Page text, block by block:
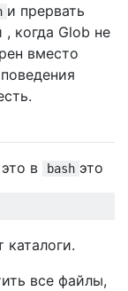
и прервать
когда Glob не
вместо
в bash это
все файлы,